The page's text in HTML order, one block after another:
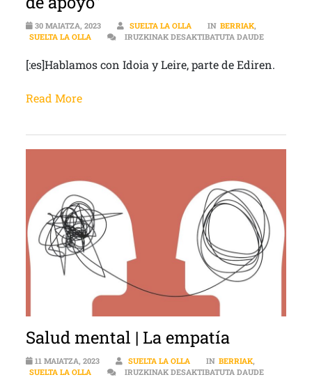
30 MAIATZA, 2023 SUELTA LA OLLA IN BERRIAK,
SUELTA LA OLLA
IRUZKINAK DESAKTIBATUTA DAUDE[:ES]”EL
[:es]Hablamos con Idoia y Leire, parte de Ediren.
Read More
Salud mental | La empatía
11 MAIATZA, 2023 SUELTA LA OLLA IN BERRIAK,
SUELTA LA OLLA
IRUZKINAK DESAKTIBATUTA DAUDESALUD